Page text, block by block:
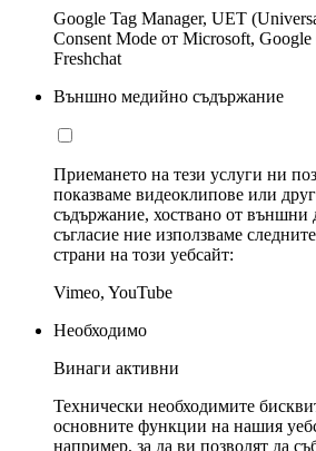
Google Tag Manager, UET
Consent Mode от Microsoft,
Freshchat
Външно медийно съдържание
Приемането на тези услуги ни
показваме видеоклипове или
съдържание, хоствано от външни
съгласие ние използваме
страни на този уебсайт:
Vimeo, YouTube
Необходимо
Винаги активни
Технически необходимите
основните функции на нашия
например, за да ви позволят да